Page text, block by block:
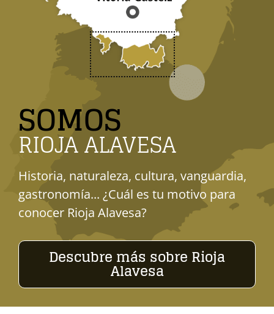
SOMOS
RIOJA ALAVESA
Historia, naturaleza, cultura, vanguardia,
gastronomía... ¿Cuál es tu motivo para
conocer Rioja Alavesa?
Descubre más sobre Rioja
Alavesa